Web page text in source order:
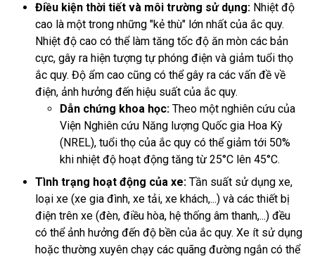
Điều kiện thời tiết và môi trường sử dụng: Nhiệt độ
cao là một trong những "kẻ thù" lớn nhất của ắc quy.
Nhiệt độ cao có thể làm tăng tốc độ ăn mòn các bản
cực, gây ra hiện tượng tự phóng điện và giảm tuổi thọ
ắc quy. Độ ẩm cao cũng có thể gây ra các vấn đề về
điện, ảnh hưởng đến hiệu suất của ắc quy.
Dẫn chứng khoa học: Theo một nghiên cứu của
Viện Nghiên cứu Năng lượng Quốc gia Hoa Kỳ
(NREL), tuổi thọ của ắc quy có thể giảm tới 50%
khi nhiệt độ hoạt động tăng từ 25°C lên 45°C.
Tình trạng hoạt động của xe: Tần suất sử dụng xe,
loại xe (xe gia đình, xe tải, xe khách,...) và các thiết bị
điện trên xe (đèn, điều hòa, hệ thống âm thanh,...) đều
có thể ảnh hưởng đến độ bền của ắc quy. Xe ít sử dụng
hoặc thường xuyên chạy các quãng đường ngắn có thể